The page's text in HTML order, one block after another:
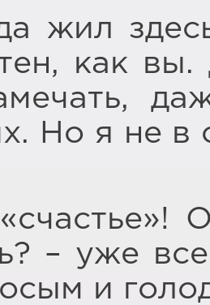
жил
как
Но я не в
– уже
и